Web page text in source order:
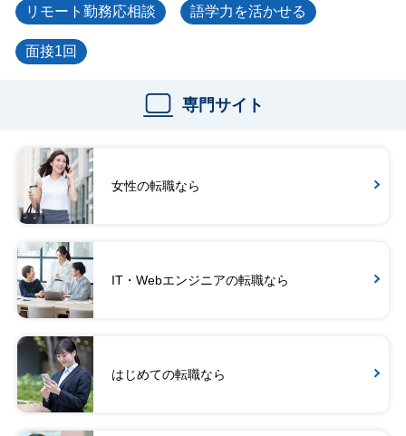
リモート勤務応相談 語学力を活かせる
面接1回
専門サイト
女性の転職なら
IT・Webエンジニアの転職なら
はじめての転職なら